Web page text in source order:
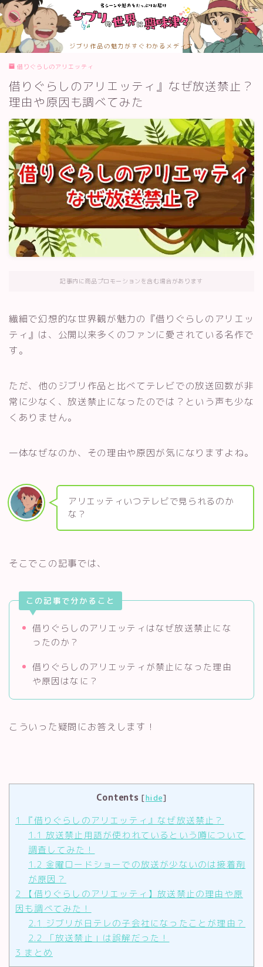
ジブリ作品の魅力がすぐわかるメディア
MENU
お問合せ
カテゴリー
サイトマップ
プロフィール
メディアコンテンツポリシー
運営者情報
借りぐらしのアリエッティ
借りぐらしのアリエッティ』なぜ放送禁止？
理由や原因も調べてみた
記事内に商品プロモーションを含む場合があります
繊細で幻想的な世界観が魅力の『借りぐらしのアリエッ
ティ』は、公開以来多くのファンに愛されている名作で
す。
ただ、他のジブリ作品と比べてテレビでの放送回数が非
常に少なく、放送禁止になったのでは？という声も少な
くありません。
一体なぜなのか、その理由や原因が気になりますよね。
アリエッティいつテレビで見られるのか
な？
そこでこの記事では、
この記事で分かること
借りぐらしのアリエッティはなぜ放送禁止にな
ったのか？
借りぐらしのアリエッティが禁止になった理由
や原因はなに？
こういった疑問にお答えします！
Contents [hide]
1
『借りぐらしのアリエッティ』なぜ放送禁止？
1.1 放送禁止用語が使われているという噂について
調査してみた！
1.2 金曜ロードショーでの放送が少ないのは接着剤
が原因？
2
【借りぐらしのアリエッティ】放送禁止の理由や原
因も調べてみた！
2.1 ジブリが日テレの子会社になったことが理由？
2.2
「放送禁止」は誤解だった！
3 まとめ